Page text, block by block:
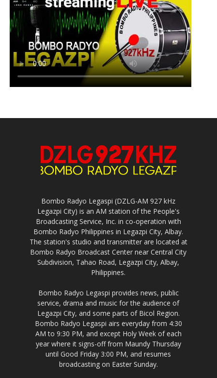
Bombo Radyo Legaspi (DZLG-AM 927 kHz
Legazpi City) is an AM station of the People's
Broadcasting Service, Inc. in co-operation with
Bombo Radyo Philippines in Legazpi City, Albay.
The station's studio and transmitter are located at
Bombo Radyo Broadcast Center near Central City
Subdivision, Tahao Road, Legazpi City, Albay,
Philippines.
Bombo Radyo Legaspi provides news, public
service, drama and music for the audience of
Legazpi City, and some parts of Bicol Region.
Bombo Radyo Legaspi airs everyday from 4:30
AM to 9:30 PM, and except Holy Week of each
year where it signs-off from Maundy Thursday
until Good Friday 3:00 PM, and resumes
broadcasting on Easter Sunday.